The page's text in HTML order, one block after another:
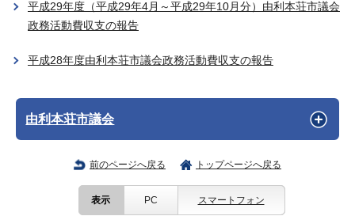
平成29年度（平成29年4月～平成29年10月分）由利本荘市議会
政務活動費収支の報告
平成28年度由利本荘市議会政務活動費収支の報告
由利本荘市議会
前のページへ戻る トップページへ戻る
表示 PC スマートフォン